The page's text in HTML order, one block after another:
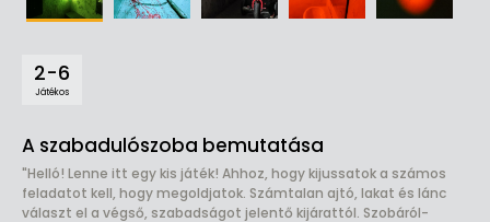
2-6
Játékos
A szabadulószoba bemutatása
"Helló! Lenne itt egy kis játék! Ahhoz, hogy kijussatok a számos
feladatot kell, hogy megoldjatok. Számtalan ajtó, lakat és lánc
választ el a végső, szabadságot jelentő kijárattól. Szobáról-